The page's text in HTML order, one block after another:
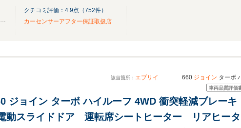
★お電話、メールのお問い合わせでお車の購入が可能！！お気軽にご相談ください！！★
クチコミ評価： 4.9点（752件）
カーセンサーアフター保証取扱店
該当箇所： エブリイ 660 ジョイン ターボ
車両品質評価
ジョイン ターボ ハイルーフ 4WD 衝突軽減ブレー
動スライドドア 運転席シートヒーター リアヒー